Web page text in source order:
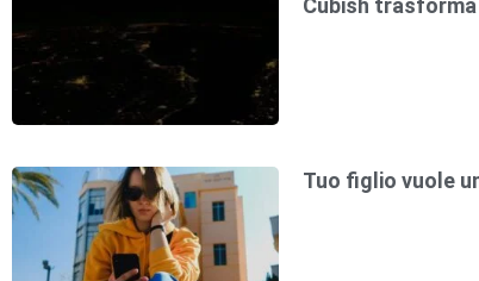
Cubish
Tuo figlio vuole